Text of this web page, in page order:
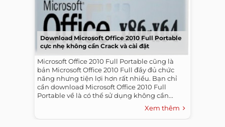
Download Microsoft Office 2010 Full Portable
cực nhẹ không cần Crack và cài đặt
Microsoft Office 2010 Full Portable cũng là
bản Microsoft Office 2010 Full đầy đủ chức
năng nhưng tiện lợi hơn rất nhiều. Bạn chỉ
cần download Microsoft Office 2010 Full
Portable về là có thể sử dụng không cần...
Xem thêm